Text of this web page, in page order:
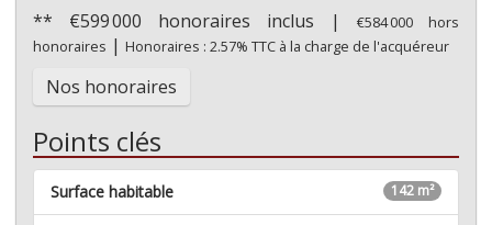
** €599 000
honoraires inclus | €584 000
hors
honoraires | Honoraires : 2.57% TTC à la charge de l'acquéreur
Nos honoraires
Points clés
142 m²
Surface habitable